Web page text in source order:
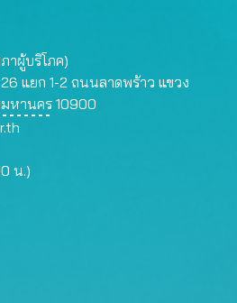
าผู้บริโภค)
แยก 1-2 ถนนลาดพร้าว แขวง
มหานคร 10900
น.)